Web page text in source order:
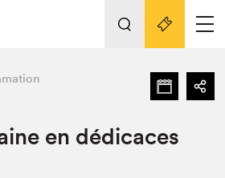
2022 Nos activités
en dédicaces